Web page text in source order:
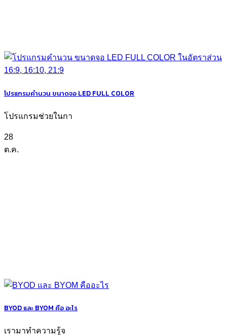
โปรแกรมคำนวน ขนาดจอ LED FULL COLOR
โปรแกรมช่วยในกา
28
ต.ค.
BYOD และ BYOM คือ อะไร
เรามาทำความรู้จ